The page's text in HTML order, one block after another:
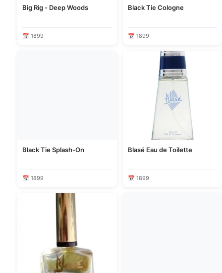
Big Rig - Deep Woods
📅 1899
Black Tie Cologne
📅 1899
Black Tie Splash-On
📅 1899
Blasé Eau de Toilette
📅 1899